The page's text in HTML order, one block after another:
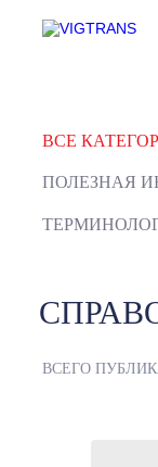
ВСЕ
ПОЛЕЗНАЯ
ВСЕГО